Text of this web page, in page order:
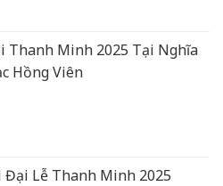
Thanh Minh 2025 Tại Nghĩa
Hồng Viên
Lễ Thanh Minh 2025